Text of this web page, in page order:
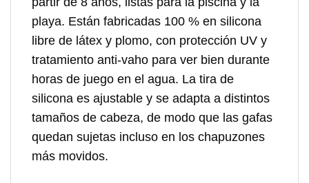
playa. Están fabricadas 100 % en silicona
libre de látex y plomo, con protección UV y
tratamiento anti-vaho para ver bien durante
horas de juego en el agua. La tira de
silicona es ajustable y se adapta a distintos
tamaños de cabeza, de modo que las gafas
quedan sujetas incluso en los chapuzones
más movidos.